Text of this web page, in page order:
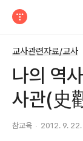
교사관련자료/교사
나의 역
사관(史
참교육 2012. 9.